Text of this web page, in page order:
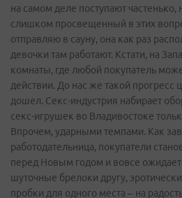
на самом деле поступают частенько,
слишком просвещенный в этих
отправляю в сауну, она как раз
девочки там работают. Кстати, на
комнаты, где любой покупатель
действии. До нас же такой прогресс
дошел. Секс-индустрия набирает
секс-игрушек во Владивостоке
Впрочем, ударными темпами. Как
работодательница, покупатели
перед Новым годом и вовсе
шуточные брелоки другу,
пробки для одного места – на